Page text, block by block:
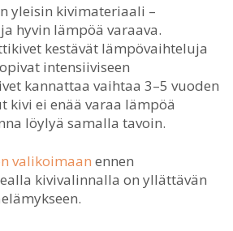
yleisin kivimateriaali –
hyvin lämpöä varaava.
kestävät lämpövaihteluja
intensiiviseen
kannattaa vaihtaa 3–5 vuoden
kivi ei enää varaa lämpöä
löylyä samalla tavoin.
valikoimaan ennen
kivivalinnalla on yllättävän